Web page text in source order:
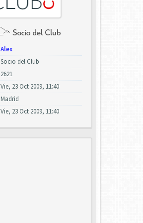
Alex
Socio del Club
2621
Vie, 23 Oct 2009, 11:40
Madrid
Vie, 23 Oct 2009, 11:40